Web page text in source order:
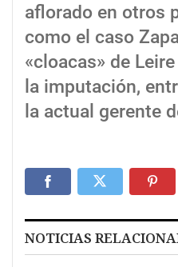
aflorado en otros
como el caso
«cloacas» de
la imputación,
la actual gerente
NOTICIAS